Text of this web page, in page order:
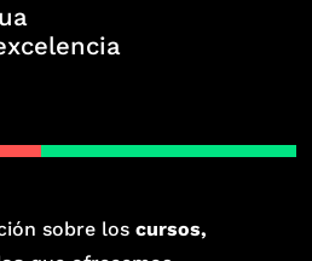
sobre loscursos,